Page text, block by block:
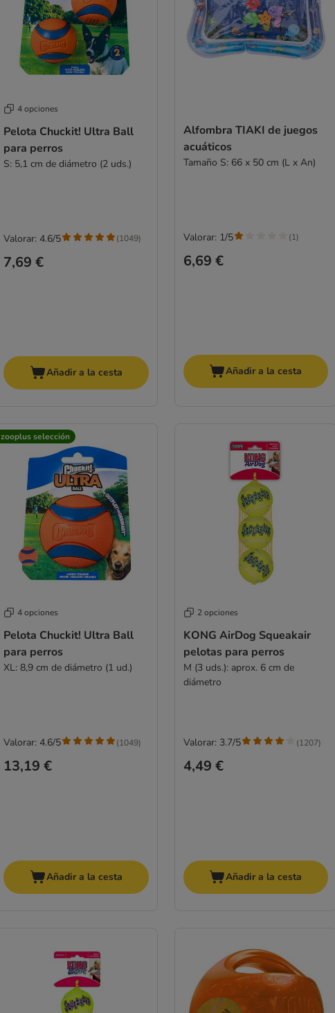
4 opciones
Pelota Chuckit! Ultra Ball
para perros
S: 5,1 cm de diámetro (2 uds.)
7,69 €
Valorar: 4.6/5 (1049)
Añadir a la cesta
Alfombra TIAKI de juegos
acuáticos
Tamaño S: 66 x 50 cm (L x An)
6,69 €
Valorar: 1/5 (1)
Añadir a la cesta
zooplus selección
4 opciones
Pelota Chuckit! Ultra Ball
para perros
XL: 8,9 cm de diámetro (1 ud.)
13,19 €
Valorar: 4.6/5 (1049)
Añadir a la cesta
2 opciones
KONG AirDog Squeakair
pelotas para perros
M (3 uds.): aprox. 6 cm de
diámetro
4,49 €
Valorar: 3.7/5 (1207)
Añadir a la cesta